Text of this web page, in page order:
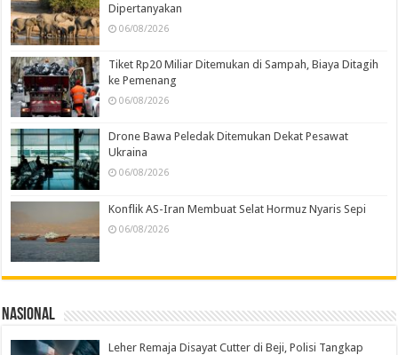
Dipertanyakan
06/08/2026
Tiket Rp20 Miliar Ditemukan di Sampah, Biaya Ditagih
ke Pemenang
06/08/2026
Drone Bawa Peledak Ditemukan Dekat Pesawat
Ukraina
06/08/2026
Konflik AS-Iran Membuat Selat Hormuz Nyaris Sepi
06/08/2026
Nasional
Leher Remaja Disayat Cutter di Beji, Polisi Tangkap